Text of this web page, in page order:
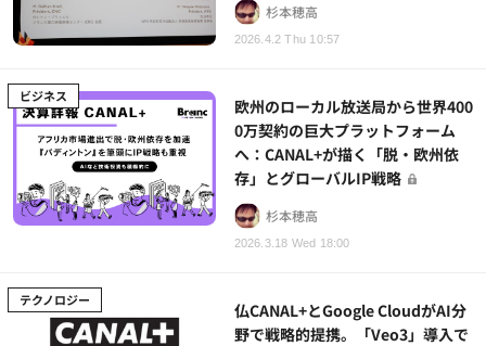
2026.4.2 Thu 10:57
杉本穂高
ビジネス
2026.3.18 Wed 18:00
欧州のローカル放送局から世界400
0万契約の巨大プラットフォーム
へ：CANAL+が描く「脱・欧州依
存」とグローバルIP戦略
杉本穂高
テクノロジー
仏CANAL+とGoogle CloudがAI分
野で戦略的提携。「Veo3」導入で